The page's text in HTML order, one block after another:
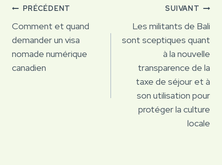
Navigation
de
l’article
PRÉCÉDENT
Comment et quand
demander un visa
nomade numérique
canadien
SUIVANT
Les militants de Bali
sont sceptiques quant
à la nouvelle
transparence de la
taxe de séjour et à
son utilisation pour
protéger la culture
locale